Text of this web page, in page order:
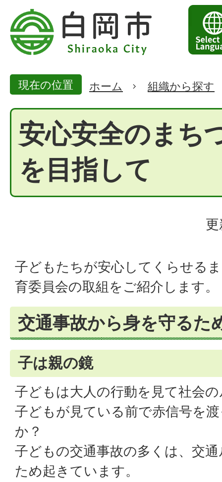
現在の位置 ホーム 組織から探す
安心安全のまち
を目指して
子どもたちが安心してくらせる
育委員会の取組をご紹介します。
交通事故から身を守るた
子は親の鏡
子どもは大人の行動を見て社会
子どもが見ている前で赤信号を
か？
子どもの交通事故の多くは、交
ため起きています。